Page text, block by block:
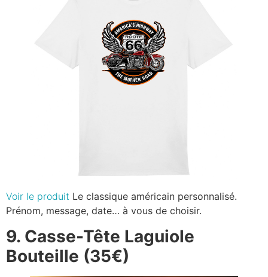
Voir le produit Le classique américain personnalisé.
Prénom, message, date… à vous de choisir.
9. Casse-Tête Laguiole
Bouteille (35€)